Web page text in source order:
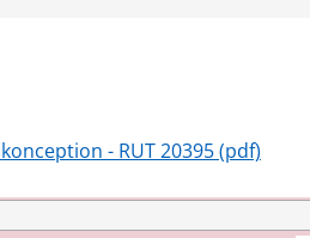
- RUT 20395 (pdf)